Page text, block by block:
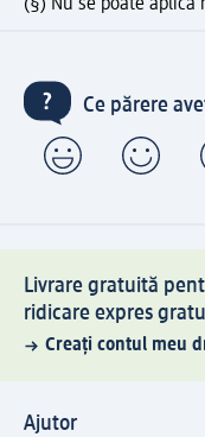
(§) Nu se poate
Ce părere
Livrare gratuită
ridicare expres
Creați contul meu
Ajutor